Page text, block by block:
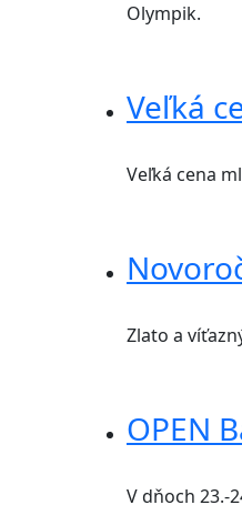
Olympik.
Veľká
Veľká cena
Zlato a
OPEN
V dňoch 23.-